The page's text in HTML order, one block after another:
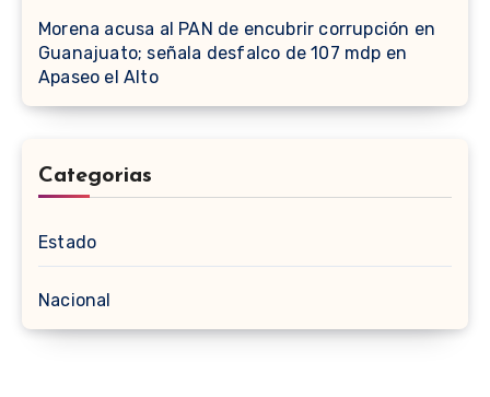
Morena acusa al PAN de encubrir corrupción en
Guanajuato; señala desfalco de 107 mdp en
Apaseo el Alto
Categorias
Estado
Nacional